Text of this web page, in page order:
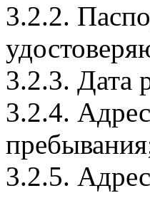
3.2.2.
3.2.3. Дата
3.2.4.
3.2.5.